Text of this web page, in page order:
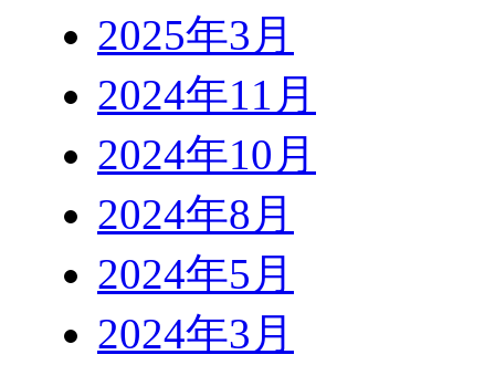
2025年3月
2024年11月
2024年10月
2024年8月
2024年5月
2024年3月